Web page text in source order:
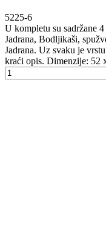
5225-6
U kompletu su sadržane
Jadrana, Bodljikaši,
Jadrana. Uz svaku je
kraći opis. Dimenzije: 52